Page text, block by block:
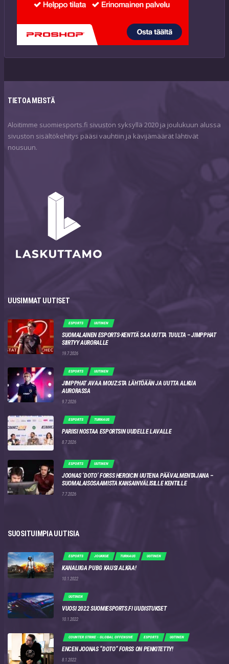
TIETOA MEISTÄ
Aloitimme suomiesports.fi sivuston syksyllä 2020 ja joulukuun alussa
sivuston sisältökehitys pääsi vauhtiin ja kävijämäärät lähtivät
nousuun.
UUSIMMAT UUTISET
ESPORTS UUTINEN
SUOMALAINEN ESPORTS-KENTTÄ SAA UUTTA TUULTA – JIMPPHAT
SIIRTYY AURORALLE
19.7.2026
ESPORTS UUTINEN
JIMPPHAT AVAA MOUZ:STA LÄHTÖÄÄN JA UUTTA ALKUA
AURORASSA
9.7.2026
ESPORTS TURNAUS
PARIISI NOSTAA ESPORTSIN UUDELLE LAVALLE
8.7.2026
ESPORTS UUTINEN
JOONAS ‘DOTO’ FORSS HEROICIN UUTENA PÄÄVALMENTAJANA –
SUOMALAISOSAAMISTA KANSAINVÄLISILLE KENTILLE
7.7.2026
SUOSITUIMPIA UUTISIA
ESPORTS JOUKKUE TURNAUS UUTINEN
KANALIIGA PUBG KAUSI ALKAA!
10.1.2022
UUTINEN
VUOSI 2022 SUOMIESPORTS.FI UUDISTUKSET
10.1.2022
COUNTER STRIKE - GLOBAL OFFENSIVE ESPORTS UUTINEN
ENCEN JOONAS “DOTO” FORSS ON PENKITETTY!
8.1.2022